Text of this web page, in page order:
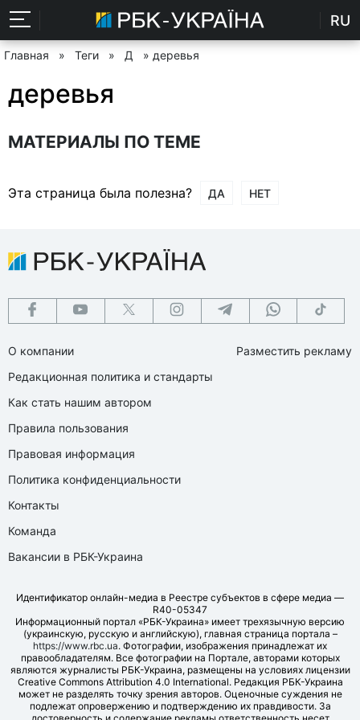
RU
Главная » Теги » Д » деревья
деревья
МАТЕРИАЛЫ ПО ТЕМЕ
Эта страница была полезна? ДА НЕТ
О компании
Редакционная политика и стандарты
Как стать нашим автором
Правила пользования
Правовая информация
Политика конфиденциальности
Контакты
Команда
Вакансии в РБК-Украина
Разместить рекламу
Идентификатор онлайн-медиа в Реестре субъектов в сфере медиа —
R40-05347
Информационный портал «РБК-Украина» имеет трехязычную версию
(украинскую, русскую и английскую), главная страница портала –
https://www.rbc.ua. Фотографии, изображения принадлежат их
правообладателям. Все фотографии на Портале, авторами которых
являются журналисты РБК-Украина, размещены на условиях лицензии
Creative Commons Attribution 4.0 International. Редакция РБК-Украина
может не разделять точку зрения авторов. Оценочные суждения не
подлежат опровержению и подтверждению их правдивости. За